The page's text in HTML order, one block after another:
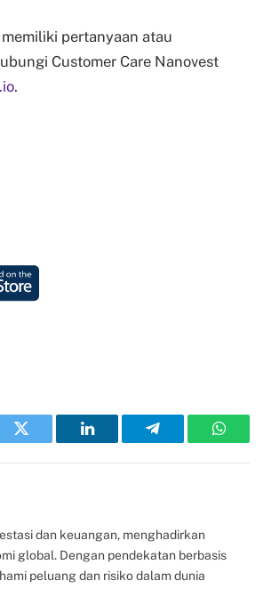
pertanyaan atau
Customer Care Nanovest
.
Twitter LinkedIn Telegram WhatsApp
dan keuangan, menghadirkan
global. Dengan pendekatan berbasis
peluang dan risiko dalam dunia